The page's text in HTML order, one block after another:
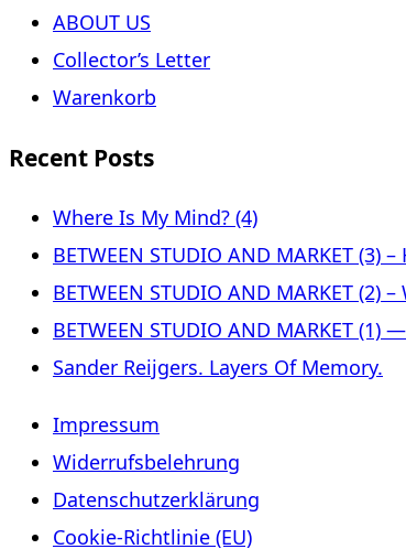
ABOUT US
Collector’s Letter
Warenkorb
Recent Posts
Where Is My Mind? (4)
BETWEEN STUDIO AND MARKET
BETWEEN STUDIO AND MARKET
BETWEEN STUDIO AND MARKET
Sander Reijgers. Layers Of Memory.
Impressum
Widerrufsbelehrung
Datenschutzerklärung
Cookie-Richtlinie (EU)